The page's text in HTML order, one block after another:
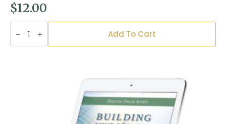
$12.00
Freedom
from
Mithraism
–
Add To Cart